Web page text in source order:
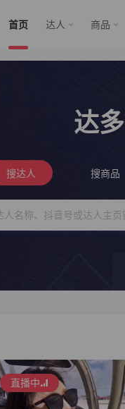
首页 达人 商品
达
搜达人 搜商品
直播中